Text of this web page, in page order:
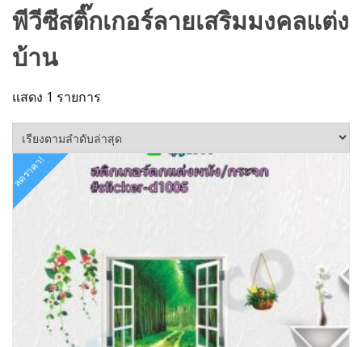
พีวีซีสติ๊กเกอร์ลายเสริมมงคลแต่ง
บ้าน
แสดง 1 รายการ
ลดราคา!